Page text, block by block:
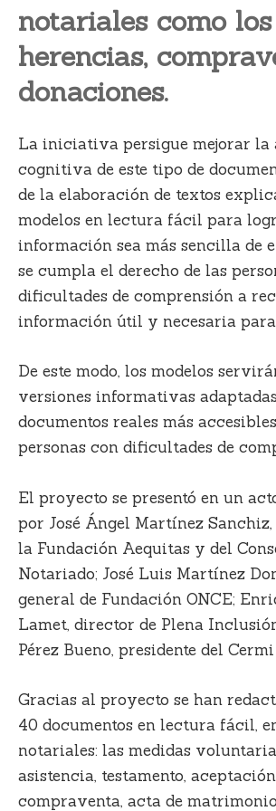
notariales como
herencias,
donaciones.
La iniciativa persigue mejorar la
cognitiva de este tipo de
de la elaboración de textos
modelos en lectura fácil para
información sea más sencilla de
se cumpla el derecho de las
dificultades de comprensión a
información útil y necesaria
De este modo, los modelos
versiones informativas
documentos reales más
personas con dificultades de
El proyecto se presentó en un
por José Ángel Martínez Sanchiz,
la Fundación Aequitas y del
Notariado; José Luis Martínez
general de Fundación ONCE;
Lamet, director de Plena
Pérez Bueno, presidente del
Gracias al proyecto se han
40 documentos en lectura fácil,
notariales: las medidas
asistencia, testamento,
compraventa, acta de